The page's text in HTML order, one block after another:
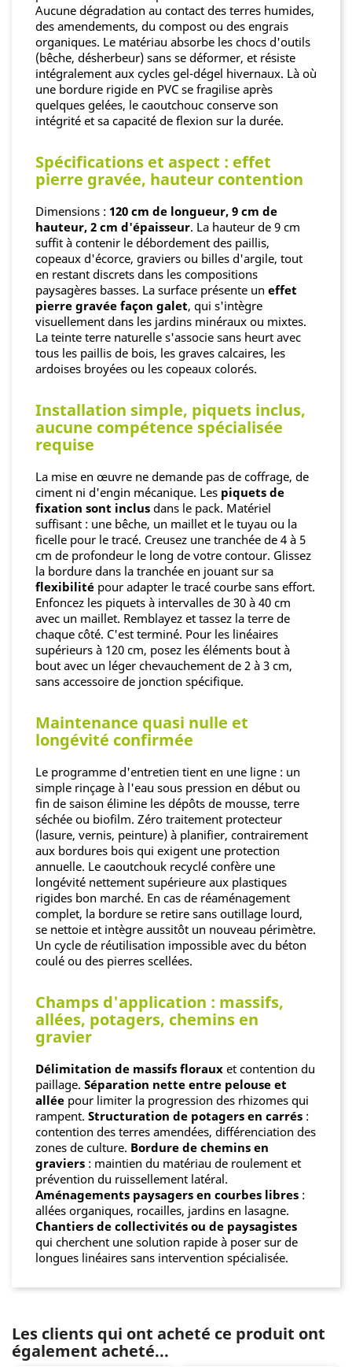
Aucune dégradation au contact des terres humides,
des amendements, du compost ou des engrais
organiques. Le matériau absorbe les chocs d'outils
(bêche, désherbeur) sans se déformer, et résiste
intégralement aux cycles gel-dégel hivernaux. Là où
une bordure rigide en PVC se fragilise après
quelques gelées, le caoutchouc conserve son
intégrité et sa capacité de flexion sur la durée.
Spécifications et aspect : effet
pierre gravée, hauteur contention
Dimensions : 120 cm de longueur, 9 cm de
hauteur, 2 cm d'épaisseur. La hauteur de 9 cm
suffit à contenir le débordement des paillis,
copeaux d'écorce, graviers ou billes d'argile, tout
en restant discrets dans les compositions
paysagères basses. La surface présente un effet
pierre gravée façon galet, qui s'intègre
visuellement dans les jardins minéraux ou mixtes.
La teinte terre naturelle s'associe sans heurt avec
tous les paillis de bois, les graves calcaires, les
ardoises broyées ou les copeaux colorés.
Installation simple, piquets inclus,
aucune compétence spécialisée
requise
La mise en œuvre ne demande pas de coffrage, de
ciment ni d'engin mécanique. Les piquets de
fixation sont inclus dans le pack. Matériel
suffisant : une bêche, un maillet et le tuyau ou la
ficelle pour le tracé. Creusez une tranchée de 4 à 5
cm de profondeur le long de votre contour. Glissez
la bordure dans la tranchée en jouant sur sa
flexibilité pour adapter le tracé courbe sans effort.
Enfoncez les piquets à intervalles de 30 à 40 cm
avec un maillet. Remblayez et tassez la terre de
chaque côté. C'est terminé. Pour les linéaires
supérieurs à 120 cm, posez les éléments bout à
bout avec un léger chevauchement de 2 à 3 cm,
sans accessoire de jonction spécifique.
Maintenance quasi nulle et
longévité confirmée
Le programme d'entretien tient en une ligne : un
simple rinçage à l'eau sous pression en début ou
fin de saison élimine les dépôts de mousse, terre
séchée ou biofilm. Zéro traitement protecteur
(lasure, vernis, peinture) à planifier, contrairement
aux bordures bois qui exigent une protection
annuelle. Le caoutchouk recyclé confère une
longévité nettement supérieure aux plastiques
rigides bon marché. En cas de réaménagement
complet, la bordure se retire sans outillage lourd,
se nettoie et intègre aussitôt un nouveau périmètre.
Un cycle de réutilisation impossible avec du béton
coulé ou des pierres scellées.
Champs d'application : massifs,
allées, potagers, chemins en
gravier
Délimitation de massifs floraux et contention du
paillage. Séparation nette entre pelouse et
allée pour limiter la progression des rhizomes qui
rampent. Structuration de potagers en carrés :
contention des terres amendées, différenciation des
zones de culture. Bordure de chemins en
graviers : maintien du matériau de roulement et
prévention du ruissellement latéral.
Aménagements paysagers en courbes libres :
allées organiques, rocailles, jardins en lasagne.
Chantiers de collectivités ou de paysagistes
qui cherchent une solution rapide à poser sur de
longues linéaires sans intervention spécialisée.
Les clients qui ont acheté ce produit ont
également acheté...